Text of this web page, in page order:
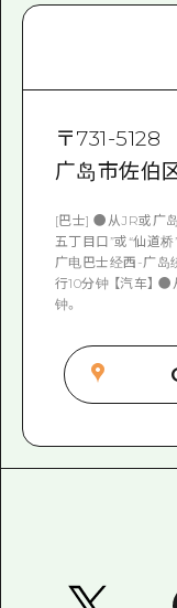
〒731-5128
广岛市佐伯
[巴士] ●从JR或广
五丁目口”或“仙道
广电巴士经西-广岛
行10分钟 【汽车】
钟。